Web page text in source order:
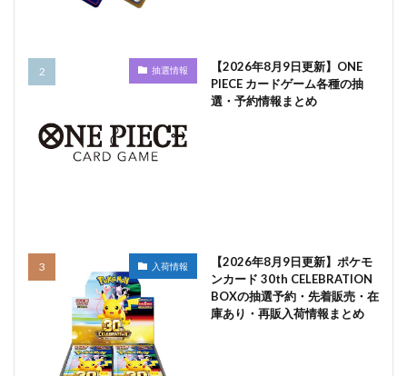
抽選情報
【2026年8月9日更新】ONE
PIECE カードゲーム各種の抽
選・予約情報まとめ
入荷情報
【2026年8月9日更新】ポケモ
ンカード 30th CELEBRATION
BOXの抽選予約・先着販売・在
庫あり・再販入荷情報まとめ